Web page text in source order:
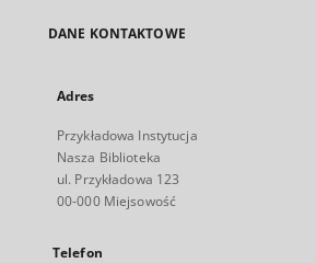
DANE KONTAKTOWE
Adres
Przykładowa Instytucja
Nasza Biblioteka
ul. Przykładowa 123
00-000 Miejsowość
Telefon